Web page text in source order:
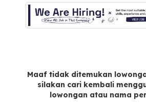
Maaf tidak ditemukan
silakan cari kembali
lowongan atau nama